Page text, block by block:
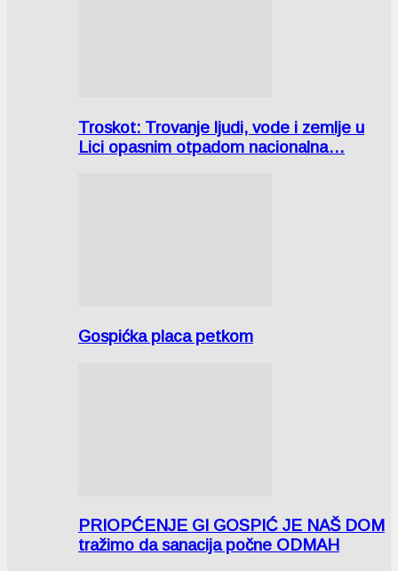
Troskot: Trovanje ljudi, vode i zemlje u
Lici opasnim otpadom nacionalna…
Gospićka placa petkom
PRIOPĆENJE GI GOSPIĆ JE NAŠ DOM
tražimo da sanacija počne ODMAH